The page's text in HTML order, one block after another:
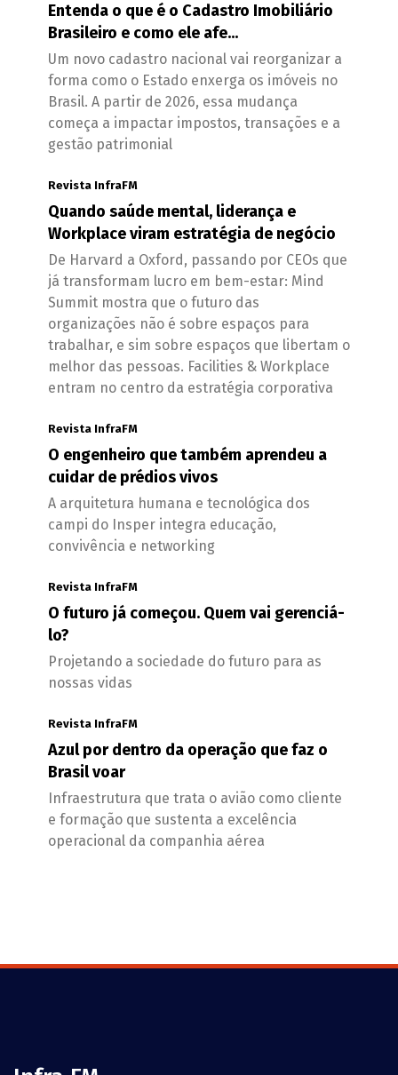
Entenda o que é o Cadastro Imobiliário
Brasileiro e como ele afe...
Um novo cadastro nacional vai reorganizar a
forma como o Estado enxerga os imóveis no
Brasil. A partir de 2026, essa mudança
começa a impactar impostos, transações e a
gestão patrimonial
Revista InfraFM
Quando saúde mental, liderança e
Workplace viram estratégia de negócio
De Harvard a Oxford, passando por CEOs que
já transformam lucro em bem-estar: Mind
Summit mostra que o futuro das
organizações não é sobre espaços para
trabalhar, e sim sobre espaços que libertam o
melhor das pessoas. Facilities & Workplace
entram no centro da estratégia corporativa
Revista InfraFM
O engenheiro que também aprendeu a
cuidar de prédios vivos
A arquitetura humana e tecnológica dos
campi do Insper integra educação,
convivência e networking
Revista InfraFM
O futuro já começou. Quem vai gerenciá-
lo?
Projetando a sociedade do futuro para as
nossas vidas
Revista InfraFM
Azul por dentro da operação que faz o
Brasil voar
Infraestrutura que trata o avião como cliente
e formação que sustenta a excelência
operacional da companhia aérea